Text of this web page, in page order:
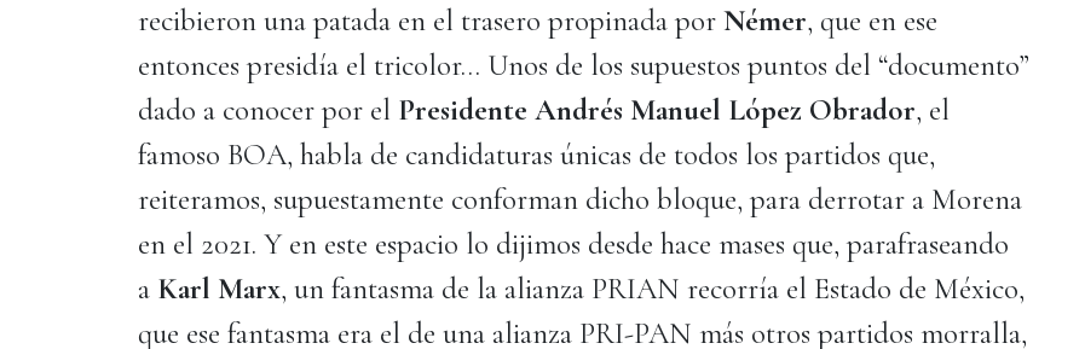
recibieron una patada en el trasero propinada por Némer, que en ese
entonces presidía el tricolor… Unos de los supuestos puntos del “documento”
dado a conocer por el Presidente Andrés Manuel López Obrador, el
famoso BOA, habla de candidaturas únicas de todos los partidos que,
reiteramos, supuestamente conforman dicho bloque, para derrotar a Morena
en el 2021. Y en este espacio lo dijimos desde hace mases que, parafraseando
a Karl Marx, un fantasma de la alianza PRIAN recorría el Estado de México,
que ese fantasma era el de una alianza PRI-PAN más otros partidos morralla,